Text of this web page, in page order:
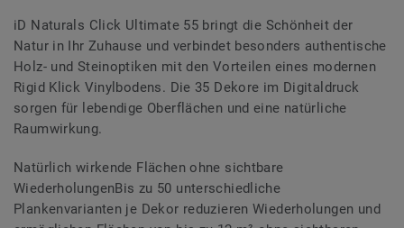
iD Naturals Click Ultimate 55 bringt die Schönheit der
Natur in Ihr Zuhause und verbindet besonders authentische
Holz- und Steinoptiken mit den Vorteilen eines modernen
Rigid Klick Vinylbodens. Die 35 Dekore im Digitaldruck
sorgen für lebendige Oberflächen und eine natürliche
Raumwirkung.
Natürlich wirkende Flächen ohne sichtbare
WiederholungenBis zu 50 unterschiedliche
Plankenvarianten je Dekor reduzieren Wiederholungen und